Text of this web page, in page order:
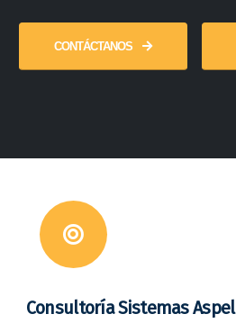
CONTÁCTANOS
Consultoría Sistemas Aspel